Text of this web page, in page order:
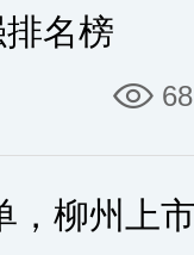
名榜
，柳州上